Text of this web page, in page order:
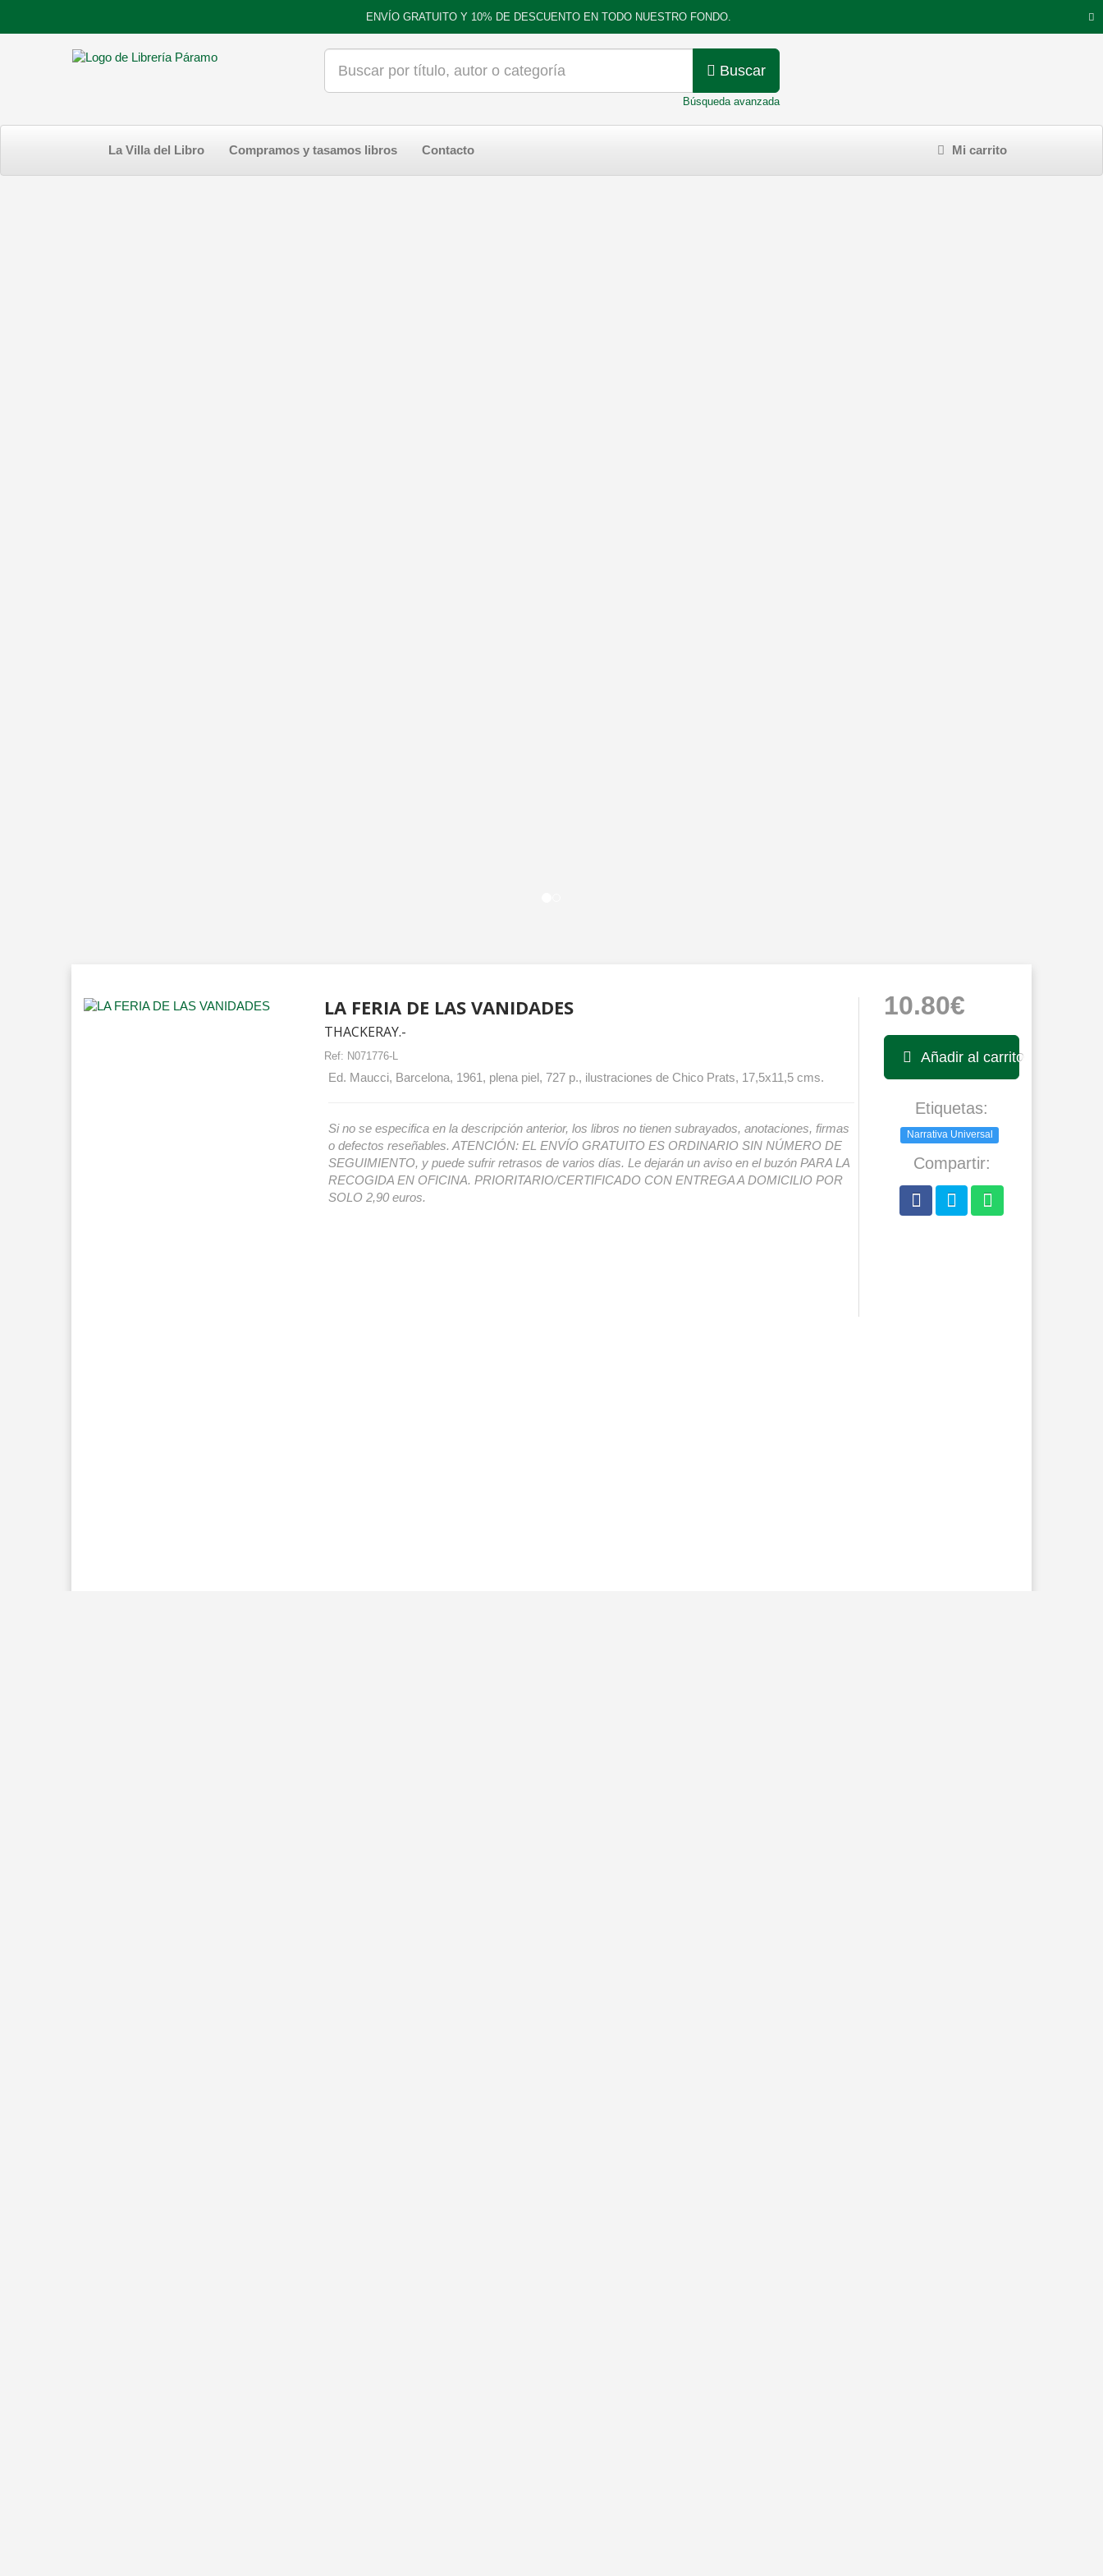
ENVÍO GRATUITO Y 10% DE DESCUENTO EN TODO NUESTRO FONDO.
Buscar
Búsqueda avanzada
La Villa del Libro Compramos y tasamos libros Contacto Mi carrito
LA FERIA DE LAS VANIDADES
THACKERAY.-
Ref: N071776-L
Ed. Maucci, Barcelona, 1961, plena piel, 727 p., ilustraciones de Chico Prats, 17,5x11,5 cms.
Si no se especifica en la descripción anterior, los libros no tienen subrayados, anotaciones, firmas
o defectos reseñables. ATENCIÓN: EL ENVÍO GRATUITO ES ORDINARIO SIN NÚMERO DE
SEGUIMIENTO, y puede sufrir retrasos de varios días. Le dejarán un aviso en el buzón PARA LA
RECOGIDA EN OFICINA. PRIORITARIO/CERTIFICADO CON ENTREGA A DOMICILIO POR
SOLO 2,90 euros.
10.80€
Añadir al carrito
Etiquetas:
Narrativa Universal
Compartir: